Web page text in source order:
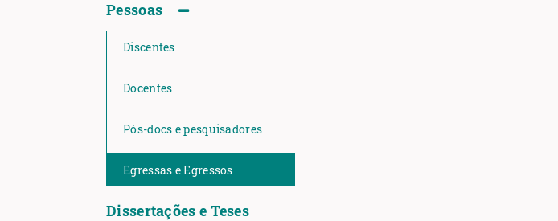
Pessoas
Discentes
Docentes
Pós-docs e pesquisadores
Egressas e Egressos
Dissertações e Teses